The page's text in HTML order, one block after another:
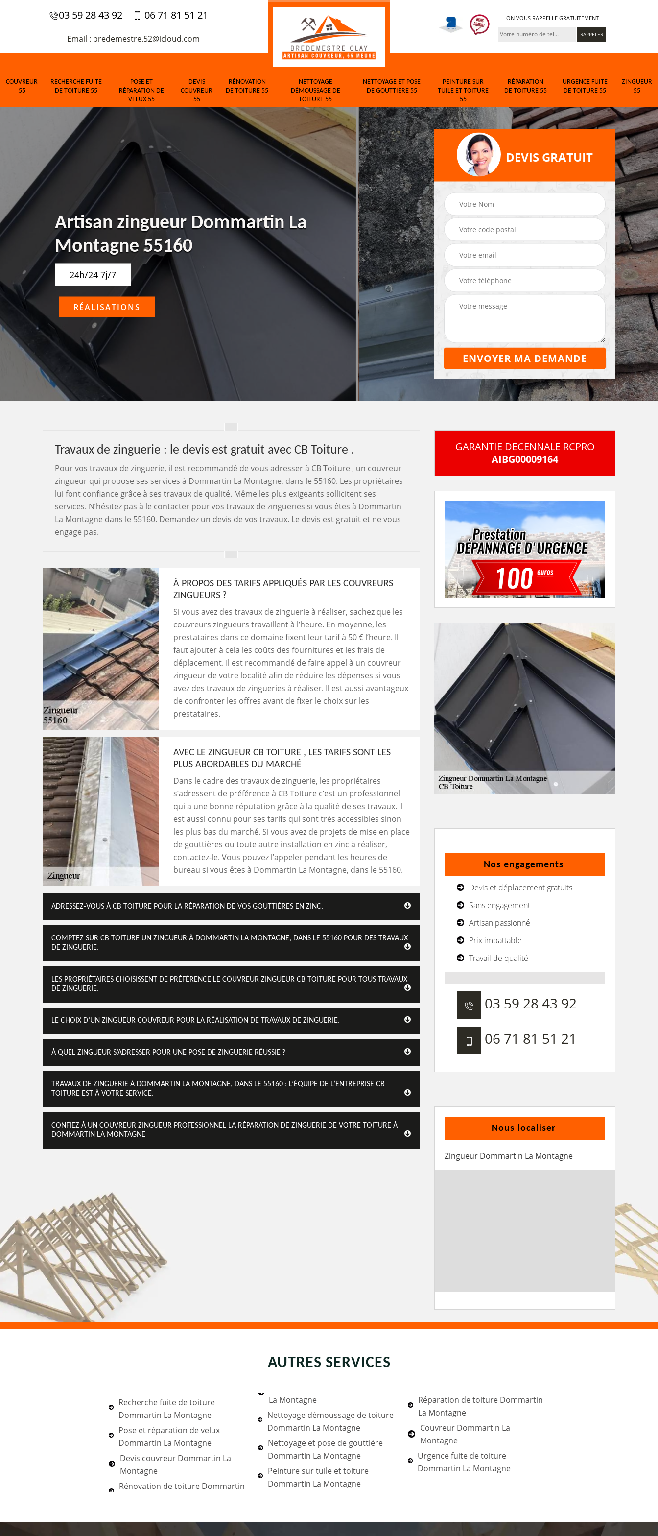
03 59 28 43 92 06 71 81 51 21
Email : bredemestre.52@icloud.com
ON VOUS RAPPELLE GRATUITEMENT
COUVREUR
55
RECHERCHE FUITE
DE TOITURE 55
POSE ET
RÉPARATION DE
VELUX 55
DEVIS
COUVREUR
55
RÉNOVATION
DE TOITURE 55
NETTOYAGE
DÉMOUSSAGE DE
TOITURE 55
NETTOYAGE ET POSE
DE GOUTTIÈRE 55
PEINTURE SUR
TUILE ET TOITURE
55
RÉPARATION
DE TOITURE 55
URGENCE FUITE
DE TOITURE 55
ZINGUEUR
55
Artisan zingueur Dommartin La
Montagne 55160
24h/24 7j/7
RÉALISATIONS
DEVIS GRATUIT
Travaux de zinguerie : le devis est gratuit avec CB Toiture .
Pour vos travaux de zinguerie, il est recommandé de vous adresser à CB Toiture , un couvreur
zingueur qui propose ses services à Dommartin La Montagne, dans le 55160. Les propriétaires
lui font confiance grâce à ses travaux de qualité. Même les plus exigeants sollicitent ses
services. N’hésitez pas à le contacter pour vos travaux de zingueries si vous êtes à Dommartin
La Montagne dans le 55160. Demandez un devis de vos travaux. Le devis est gratuit et ne vous
engage pas.
À PROPOS DES TARIFS APPLIQUÉS PAR LES COUVREURS
ZINGUEURS ?
Si vous avez des travaux de zinguerie à réaliser, sachez que les
couvreurs zingueurs travaillent à l’heure. En moyenne, les
prestataires dans ce domaine fixent leur tarif à 50 € l’heure. Il
faut ajouter à cela les coûts des fournitures et les frais de
déplacement. Il est recommandé de faire appel à un couvreur
zingueur de votre localité afin de réduire les dépenses si vous
avez des travaux de zingueries à réaliser. Il est aussi avantageux
de confronter les offres avant de fixer le choix sur les
prestataires.
AVEC LE ZINGUEUR CB TOITURE , LES TARIFS SONT LES
PLUS ABORDABLES DU MARCHÉ
Dans le cadre des travaux de zinguerie, les propriétaires
s’adressent de préférence à CB Toiture c’est un professionnel
qui a une bonne réputation grâce à la qualité de ses travaux. Il
est aussi connu pour ses tarifs qui sont très accessibles sinon
les plus bas du marché. Si vous avez de projets de mise en place
de gouttières ou toute autre installation en zinc à réaliser,
contactez-le. Vous pouvez l’appeler pendant les heures de
bureau si vous êtes à Dommartin La Montagne, dans le 55160.
ADRESSEZ-VOUS À CB TOITURE POUR LA RÉPARATION DE VOS GOUTTIÈRES EN ZINC.
COMPTEZ SUR CB TOITURE UN ZINGUEUR À DOMMARTIN LA MONTAGNE, DANS LE 55160 POUR DES TRAVAUX
DE ZINGUERIE.
LES PROPRIÉTAIRES CHOISISSENT DE PRÉFÉRENCE LE COUVREUR ZINGUEUR CB TOITURE POUR TOUS TRAVAUX
DE ZINGUERIE.
LE CHOIX D’UN ZINGUEUR COUVREUR POUR LA RÉALISATION DE TRAVAUX DE ZINGUERIE.
À QUEL ZINGUEUR S’ADRESSER POUR UNE POSE DE ZINGUERIE RÉUSSIE ?
TRAVAUX DE ZINGUERIE À DOMMARTIN LA MONTAGNE, DANS LE 55160 : L’ÉQUIPE DE L’ENTREPRISE CB
TOITURE EST À VOTRE SERVICE.
CONFIEZ À UN COUVREUR ZINGUEUR PROFESSIONNEL LA RÉPARATION DE ZINGUERIE DE VOTRE TOITURE À
DOMMARTIN LA MONTAGNE
GARANTIE DECENNALE RCPRO
AIBG00009164
Nos engagements
Devis et déplacement gratuits
Sans engagement
Artisan passionné
Prix imbattable
Travail de qualité
03 59 28 43 92
06 71 81 51 21
Nous localiser
Zingueur Dommartin La Montagne
AUTRES SERVICES
Recherche fuite de toiture
Dommartin La Montagne
Pose et réparation de velux
Dommartin La Montagne
Devis couvreur Dommartin La
Montagne
Rénovation de toiture Dommartin
La Montagne
Nettoyage démoussage de toiture
Dommartin La Montagne
Nettoyage et pose de gouttière
Dommartin La Montagne
Peinture sur tuile et toiture
Dommartin La Montagne
Réparation de toiture Dommartin
La Montagne
Couvreur Dommartin La
Montagne
Urgence fuite de toiture
Dommartin La Montagne